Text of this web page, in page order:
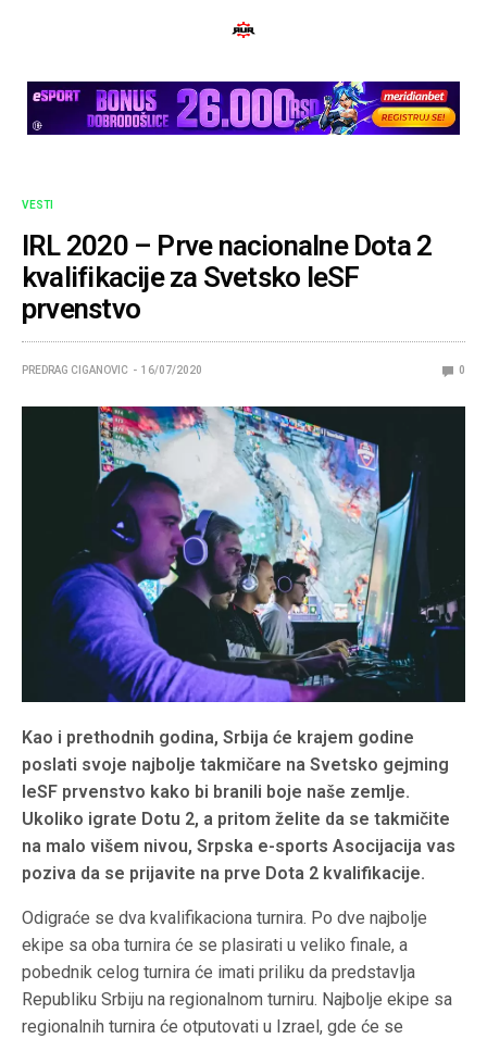
VESTI
IRL 2020 – Prve nacionalne Dota 2
kvalifikacije za Svetsko IeSF
prvenstvo
PREDRAG CIGANOVIC 16/07/2020 0
Kao i prethodnih godina, Srbija će krajem godine
poslati svoje najbolje takmičare na Svetsko gejming
IeSF prvenstvo kako bi branili boje naše zemlje.
Ukoliko igrate Dotu 2, a pritom želite da se takmičite
na malo višem nivou, Srpska e-sports Asocijacija vas
poziva da se prijavite na prve Dota 2 kvalifikacije.
Odigraće se dva kvalifikaciona turnira. Po dve najbolje
ekipe sa oba turnira će se plasirati u veliko finale, a
pobednik celog turnira će imati priliku da predstavlja
Republiku Srbiju na regionalnom turniru. Najbolje ekipe sa
regionalnih turnira će otputovati u Izrael, gde će se